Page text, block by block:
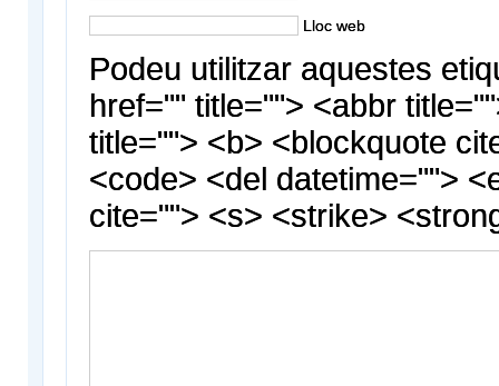
Lloc web
Podeu utilitzar aquestes
href="" title=""> <abbr
title=""> <b> <blockquote
<code> <del datetime="">
cite=""> <s> <strike>